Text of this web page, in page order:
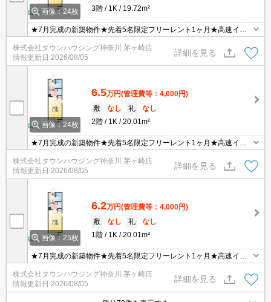
画像：24枚
3階
1K 19.72m²
★7月完成の新築物件★先着5名限定フリーレント1ヶ月★高速イン
南共済病院・関東学院大学まで徒歩圏内★
株式会社タウンハウジング神奈川 茅ヶ崎店
情報更新日 2026/08/05
詳細を見る
画像：24枚
6.5万円(管理費等：4,000円)
敷
なし 礼
なし
2階
1K 20.01m²
★7月完成の新築物件★先着5名限定フリーレント1ヶ月★高速イン
南共済病院・関東学院大学まで徒歩圏内★
株式会社タウンハウジング神奈川 茅ヶ崎店
情報更新日 2026/08/05
詳細を見る
画像：25枚
6.2万円(管理費等：4,000円)
敷
なし 礼
なし
1階
1K 20.01m²
★7月完成の新築物件★先着5名限定フリーレント1ヶ月★高速イン
南共済病院・関東学院大学まで徒歩圏内★
株式会社タウンハウジング神奈川 茅ヶ崎店
情報更新日 2026/08/05
詳細を見る